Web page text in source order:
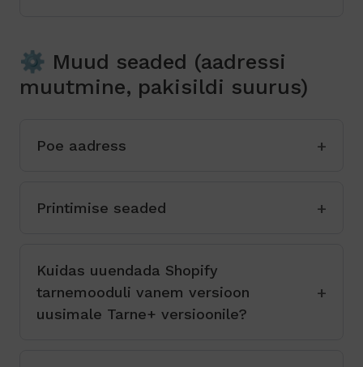
⚙️ Muud seaded (aadressi
muutmine, pakisildi suurus)
Poe aadress
Printimise seaded
Kuidas uuendada Shopify
tarnemooduli vanem versioon
uusimale Tarne+ versioonile?